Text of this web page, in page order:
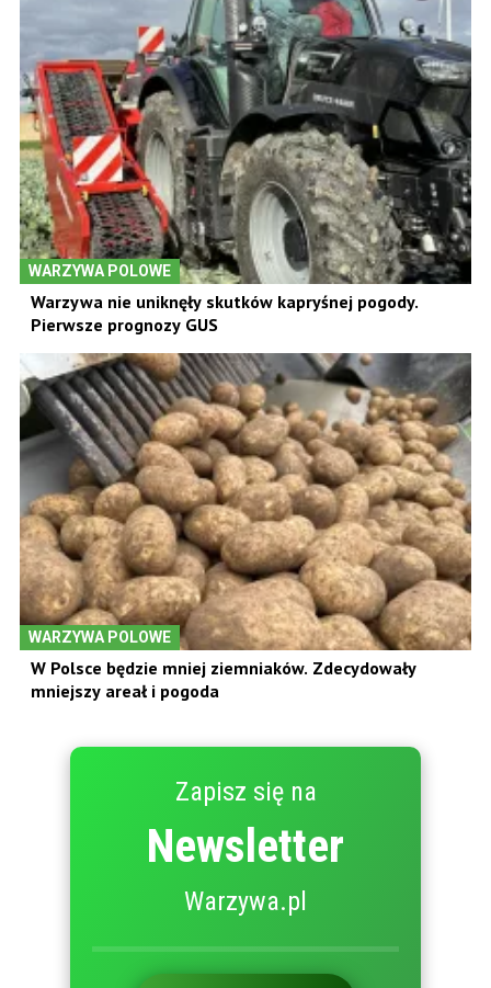
WARZYWA POLOWE
Warzywa nie uniknęły skutków kapryśnej pogody.
Pierwsze prognozy GUS
WARZYWA POLOWE
W Polsce będzie mniej ziemniaków. Zdecydowały
mniejszy areał i pogoda
Zapisz się na
Newsletter
Warzywa.pl